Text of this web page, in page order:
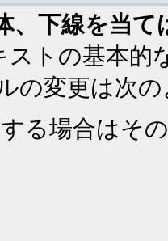
、下線を当て
ストの基本
の変更は次
る場合はそ